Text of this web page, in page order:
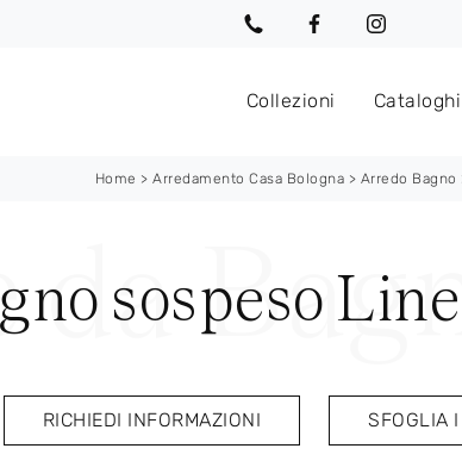
Collezioni Cataloghi
Home >Arredamento Casa Bologna > Arredo Bagno
sospeso
RICHIEDI INFORMAZIONI SFOGLIA